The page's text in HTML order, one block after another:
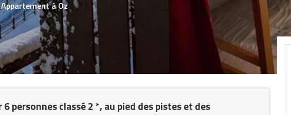
Appartementà Oz
personnes classé 2 *, au pied des pistes et des